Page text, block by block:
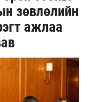
зөвлөлийн
ажлаа